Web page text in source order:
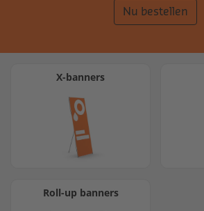
Nu bestellen
X-banners
Roll-up banners